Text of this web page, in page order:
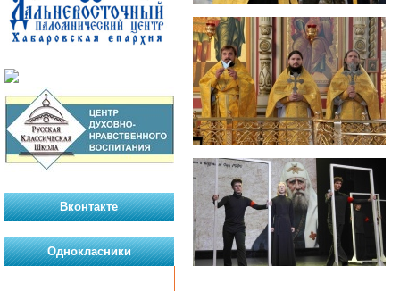
Вконтакте
Однокласники